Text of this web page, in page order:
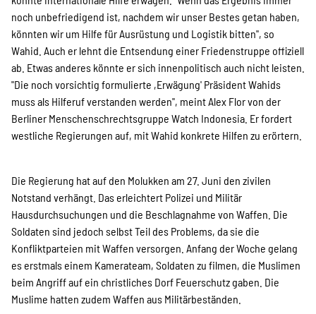
Über uns
Transparenz
english
Indonesian
noch unbefriedigend ist, nachdem wir unser Bestes getan haben,
könnten wir um Hilfe für Ausrüstung und Logistik bitten", so
Wahid. Auch er lehnt die Entsendung einer Friedenstruppe offiziell
ab. Etwas anderes könnte er sich innenpolitisch auch nicht leisten.
"Die noch vorsichtig formulierte ,Erwägung' Präsident Wahids
muss als Hilferuf verstanden werden", meint Alex Flor von der
Berliner Menschenschrechtsgruppe Watch Indonesia. Er fordert
westliche Regierungen auf, mit Wahid konkrete Hilfen zu erörtern.
Die Regierung hat auf den Molukken am 27. Juni den zivilen
Notstand verhängt. Das erleichtert Polizei und Militär
Hausdurchsuchungen und die Beschlagnahme von Waffen. Die
Soldaten sind jedoch selbst Teil des Problems, da sie die
Konfliktparteien mit Waffen versorgen. Anfang der Woche gelang
es erstmals einem Kamerateam, Soldaten zu filmen, die Muslimen
beim Angriff auf ein christliches Dorf Feuerschutz gaben. Die
Muslime hatten zudem Waffen aus Militärbeständen.